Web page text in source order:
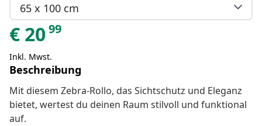
65 x 100 cm
€ 2099
Inkl. Mwst.
Beschreibung
Mit diesem Zebra-Rollo, das Sichtschutz und Eleganz
bietet, wertest du deinen Raum stilvoll und funktional
auf.